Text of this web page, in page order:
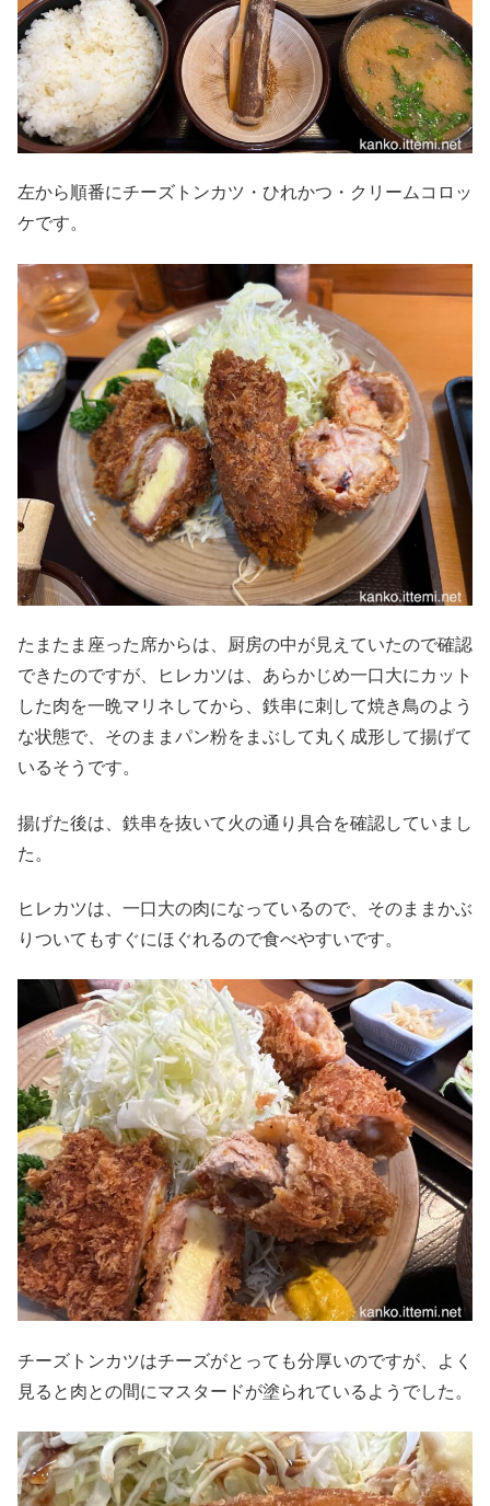
左から順番にチーズトンカツ・ひれかつ・クリームコロッ
ケです。
たまたま座った席からは、厨房の中が見えていたので確認
できたのですが、ヒレカツは、あらかじめ一口大にカット
した肉を一晩マリネしてから、鉄串に刺して焼き鳥のよう
な状態で、そのままパン粉をまぶして丸く成形して揚げて
いるそうです。
揚げた後は、鉄串を抜いて火の通り具合を確認していまし
た。
ヒレカツは、一口大の肉になっているので、そのままかぶ
りついてもすぐにほぐれるので食べやすいです。
チーズトンカツはチーズがとっても分厚いのですが、よく
見ると肉との間にマスタードが塗られているようでした。